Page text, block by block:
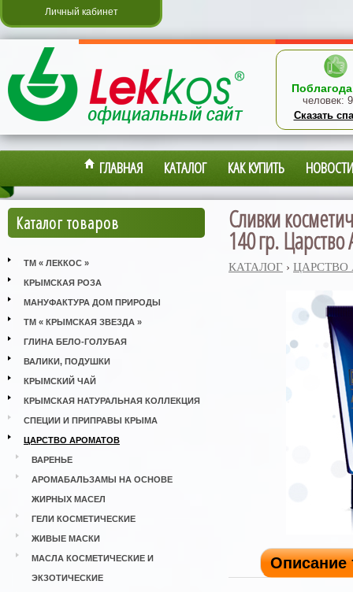
Личный кабинет
человек:
Сказать
ГЛАВНАЯ КАТАЛОГ КАК КУПИТЬ НОВОСТИ
Каталог товаров
ТМ « ЛЕККОС »
КРЫМСКАЯ РОЗА
МАНУФАКТУРА ДОМ ПРИРОДЫ
ТМ « КРЫМСКАЯ ЗВЕЗДА »
ГЛИНА БЕЛО-ГОЛУБАЯ
ВАЛИКИ, ПОДУШКИ
КРЫМСКИЙ ЧАЙ
КРЫМСКАЯ НАТУРАЛЬНАЯ КОЛЛЕКЦИЯ
СПЕЦИИ И ПРИПРАВЫ КРЫМА
ЦАРСТВО АРОМАТОВ
ВАРЕНЬЕ
АРОМАБАЛЬЗАМЫ НА ОСНОВЕ
ЖИРНЫХ МАСЕЛ
ГЕЛИ КОСМЕТИЧЕСКИЕ
ЖИВЫЕ МАСКИ
МАСЛА КОСМЕТИЧЕСКИЕ И
ЭКЗОТИЧЕСКИЕ
Сливки
140 гр.
КАТАЛОГ › ЦАРСТВО
Описание